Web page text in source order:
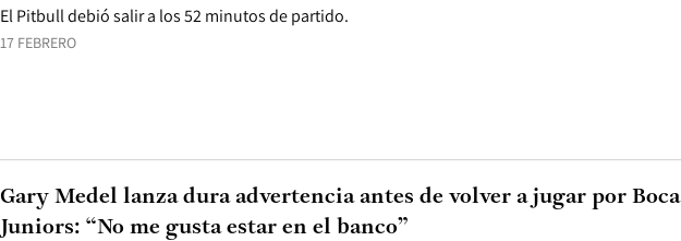
17 FEBRERO
El Pitbull debió salir a los 52 minutos de partido.
Gary Medel lanza dura advertencia antes de volver a jugar por Boca
Juniors: “No me gusta estar en el banco”